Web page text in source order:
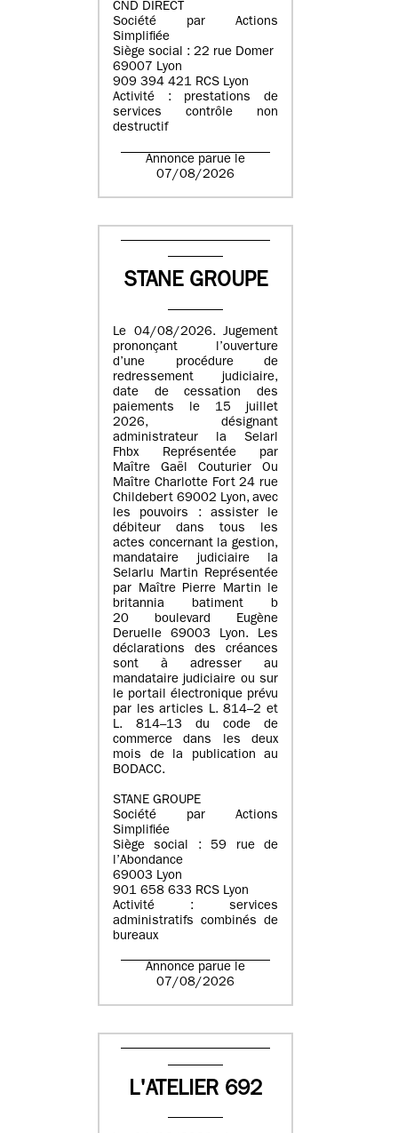
CND DIRECT
Société par Actions
Simplifiée
Siège social : 22 rue Domer
69007 Lyon
909 394 421 RCS Lyon
Activité : prestations de
services contrôle non
destructif
Annonce parue le
07/08/2026
STANE GROUPE
Le 04/08/2026. Jugement
prononçant l’ouverture
d’une procédure de
redressement judiciaire,
date de cessation des
paiements le 15 juillet
2026, désignant
administrateur la Selarl
Fhbx Représentée par
Maître Gaël Couturier Ou
Maître Charlotte Fort 24 rue
Childebert 69002 Lyon, avec
les pouvoirs : assister le
débiteur dans tous les
actes concernant la gestion,
mandataire judiciaire la
Selarlu Martin Représentée
par Maître Pierre Martin le
britannia batiment b
20 boulevard Eugène
Deruelle 69003 Lyon. Les
déclarations des créances
sont à adresser au
mandataire judiciaire ou sur
le portail électronique prévu
par les articles L. 814–2 et
L. 814–13 du code de
commerce dans les deux
mois de la publication au
BODACC.
STANE GROUPE
Société par Actions
Simplifiée
Siège social : 59 rue de
l’Abondance
69003 Lyon
901 658 633 RCS Lyon
Activité : services
administratifs combinés de
bureaux
Annonce parue le
07/08/2026
L'ATELIER 692